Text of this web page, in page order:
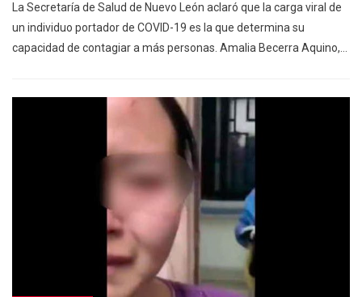
La Secretaría de Salud de Nuevo León aclaró que la carga viral de
un individuo portador de COVID-19 es la que determina su
capacidad de contagiar a más personas. Amalia Becerra Aquino,…